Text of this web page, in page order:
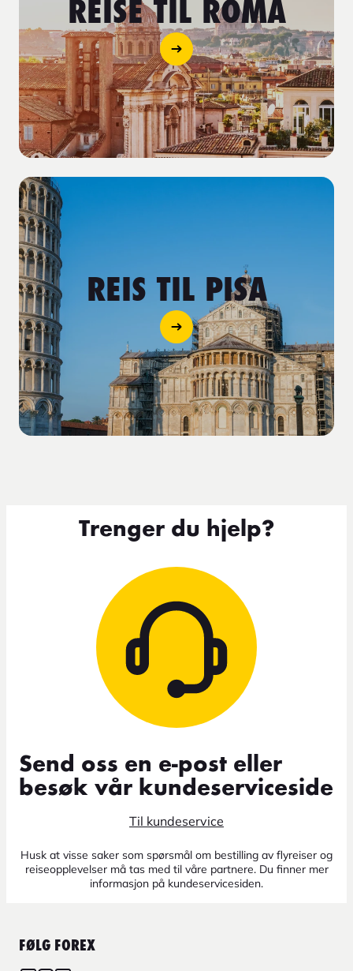
REISE TIL ROMA
REIS TIL PISA
Trenger du hjelp?
Send oss en e-post eller
besøk vår kundeserviceside
Til kundeservice
Husk at visse saker som spørsmål om bestilling av flyreiser og
reiseopplevelser må tas med til våre partnere. Du finner mer
informasjon på kundeservicesiden.
FØLG FOREX